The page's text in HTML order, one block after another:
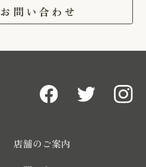
問い合わせ
店舗のご案内